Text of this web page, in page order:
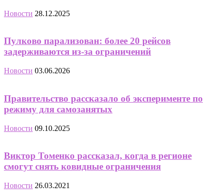
Новости 28.12.2025
Пулково парализован: более 20 рейсов
задерживаются из-за ограничений
Новости 03.06.2026
Правительство рассказало об эксперименте по
режиму для самозанятых
Новости 09.10.2025
Виктор Томенко рассказал, когда в регионе
смогут снять ковидные ограничения
Новости 26.03.2021